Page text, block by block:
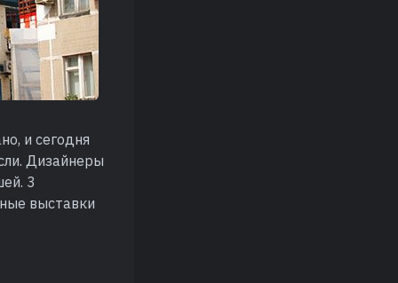
и сегодня
Дизайнеры
3
выставки